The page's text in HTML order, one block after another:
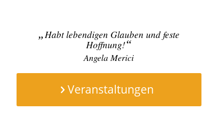
„Habt lebendigen Glauben und feste
Hoffnung!“
Angela Merici
Veranstaltungen